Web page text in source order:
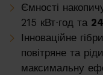
Ємності
215 кВт⋅год та
Інноваційне
повітряне та
максимальну
Huawei
Huawei Зарядні
PV constructions